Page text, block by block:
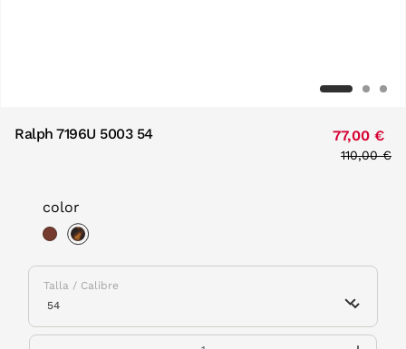
Ralph 7196U 5003 54 77,00 €
Price
110,00 €
color
Talla / Calibre